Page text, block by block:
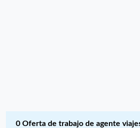
0 Oferta de trabajo de agente